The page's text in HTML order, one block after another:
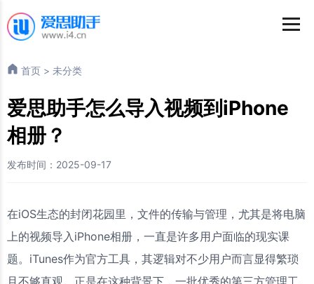
首页 > 未分类
爱思助手怎么导入视频到iPhone
相册？
发布时间：2025-09-17
在iOS生态的封闭花园里，文件的传输与管理，尤其是将电脑
上的视频导入iPhone相册，一直是许多用户面临的现实课
题。iTunes作为官方工具，其逻辑对不少用户而言显得繁琐
且不够直观。正是在这种背景下，一批优秀的第三方管理工